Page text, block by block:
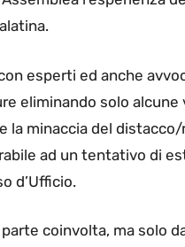
esperti ed anche
eliminando solo alcune
la minaccia del
ad un tentativo di
d’Ufficio.
coinvolta, ma solo